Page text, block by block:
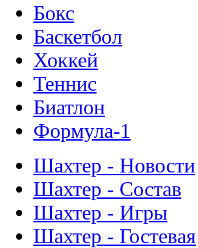
Бокс
Баскетбол
Хоккей
Теннис
Биатлон
Формула-1
Шахтер - Новости
Шахтер - Состав
Шахтер - Игры
Шахтер - Гостевая